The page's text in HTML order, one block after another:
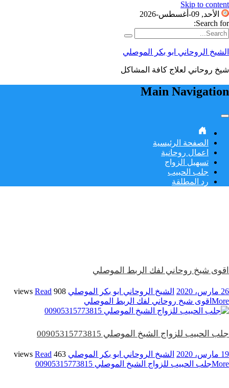
Skip to content
الأحد, 09-أغسطس-2026
Search for:
الشيخ الروحاني ابو بكر الموصلي
شيخ روحاني لعلاج كافة المشاكل
Main Navigation
الصفحة الرئيسية
اعمال روحانية
تسهيل الزواج
جلب الحبيب
رد المطلقة
اقوى شيخ روحاني لفك الربط الموصلي
26 مارس، 2020 الشيخ الروحاني ابو بكر الموصلي 908 views
Read
More اقوى شيخ روحاني لفك الربط الموصلي
جلب الحبيب للزواج الشيخ الموصلي 00905315773815
19 مارس، 2020 الشيخ الروحاني ابو بكر الموصلي 463 views
Read
Moreجلب الحبيب للزواج الشيخ الموصلي 00905315773815